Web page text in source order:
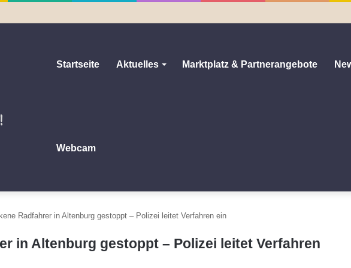
Startseite Aktuelles Marktplatz & Partnerangebote
Webcam
Radfahrer in Altenburg gestoppt – Polizei leitet Verfahren ein
in Altenburg gestoppt – Polizei leitet Verfahren